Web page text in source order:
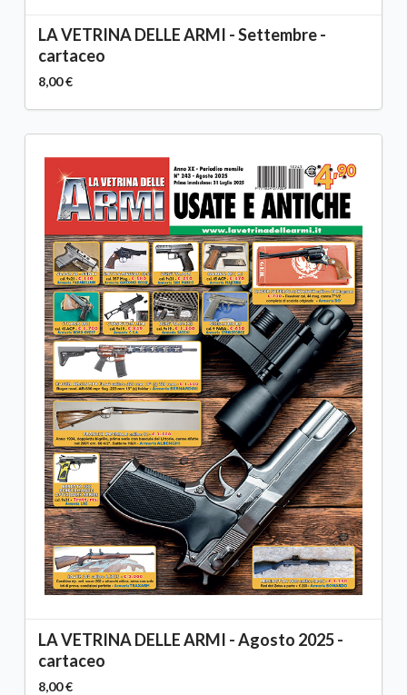
LA VETRINA DELLE ARMI - Settembre -
cartaceo
8,00 €
LA VETRINA DELLE ARMI - Agosto 2025 -
cartaceo
8,00 €